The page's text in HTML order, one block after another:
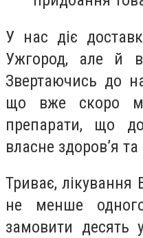
У нас діє
Ужгород, але й в
Звертаючись до
що вже скоро
препарати, що
власне здоров’я та
Триває, лікування
не менше
замовити десять